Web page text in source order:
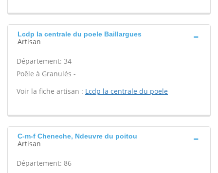
Lcdp la centrale du poele Baillargues
Artisan
Département: 34
Poêle à Granulés -
Voir la fiche artisan : Lcdp la centrale du poele
C-m-f Cheneche, Ndeuvre du poitou
Artisan
Département: 86